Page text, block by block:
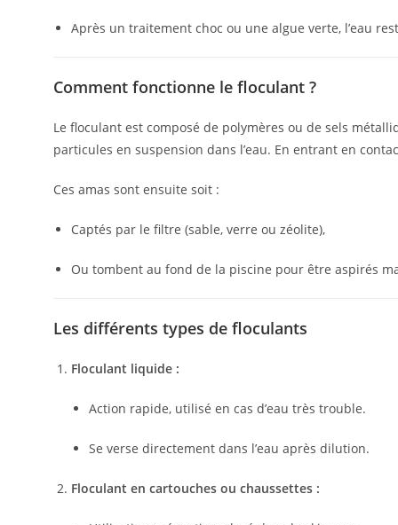
Après un traitement choc ou une algue verte, l’eau
Comment fonctionne le floculant ?
Le floculant est composé de polymères ou de sels
particules en suspension dans l’eau. En entrant en
Ces amas sont ensuite soit :
Captés par le filtre (sable, verre ou zéolite),
Ou tombent au fond de la piscine pour être aspirés
Les différents types de floculants
Floculant liquide :
Action rapide, utilisé en cas d’eau très trouble.
Se verse directement dans l’eau après dilution.
Floculant en cartouches ou chaussettes :